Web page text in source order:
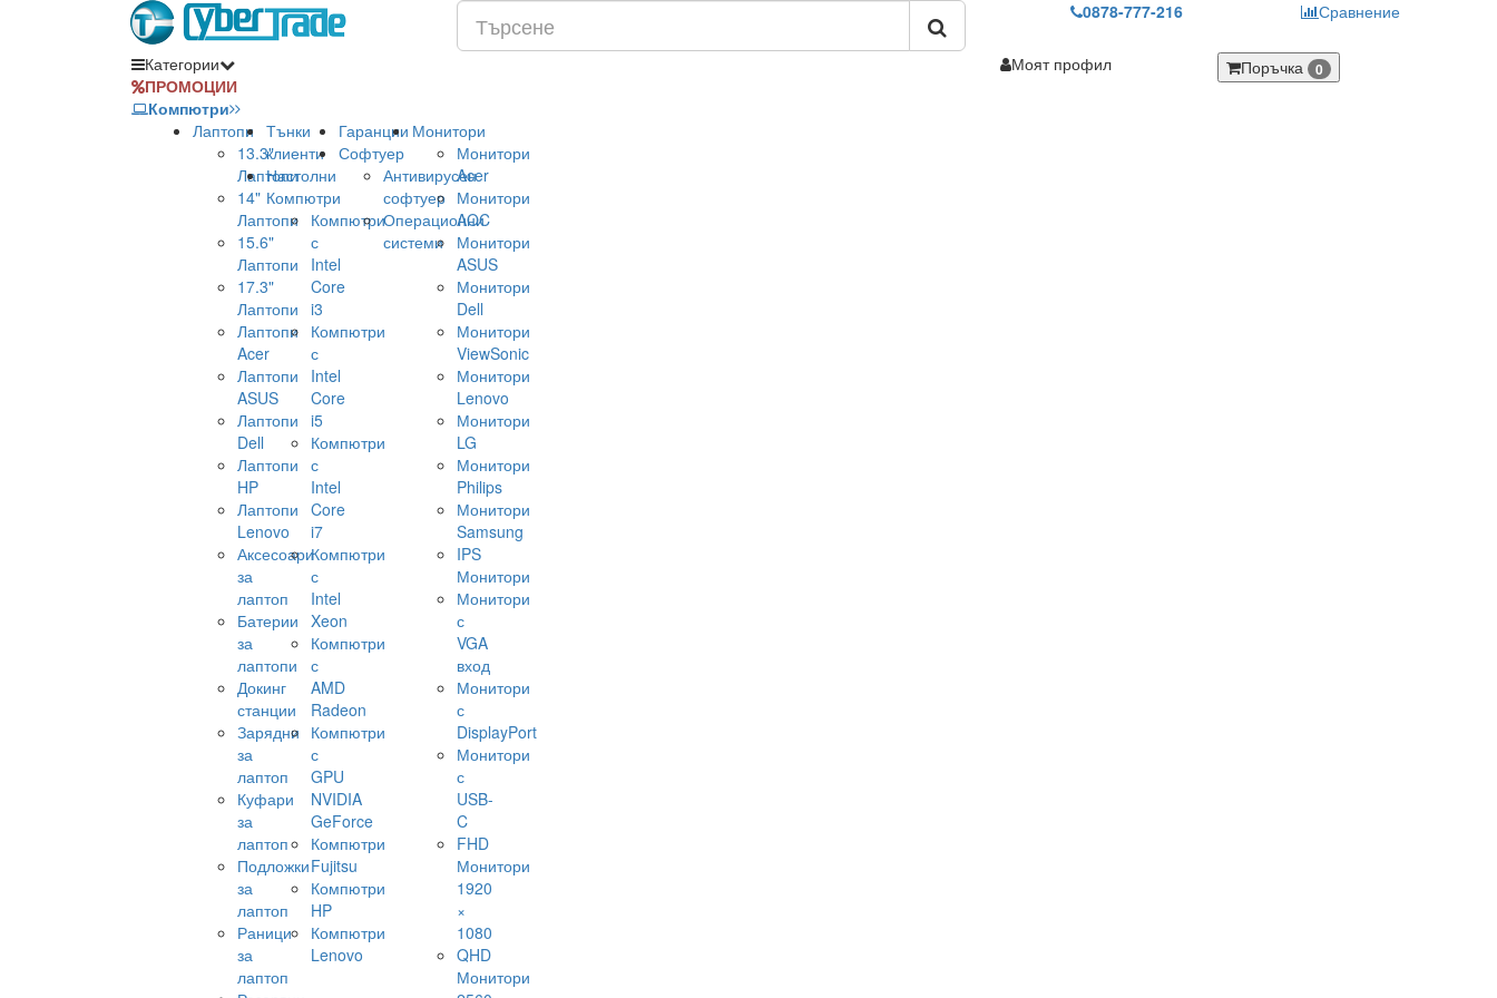
0878-777-216 Сравнение
Категории
ПРОМОЦИИ
Компютри
Лаптопи
13.3"
Лаптопи
14"
Лаптопи
15.6"
Лаптопи
17.3"
Лаптопи
Лаптопи
Acer
Лаптопи
ASUS
Лаптопи
Dell
Лаптопи
HP
Лаптопи
Lenovo
Аксесоари
за
лаптоп
Батерии
за
лаптопи
Докинг
станции
Зарядни
за
лаптоп
Куфари
за
лаптоп
Подложки
за
лаптоп
Раници
за
лаптоп
Тънки
клиенти
Настолни
Компютри
Компютри
с
Intel
Core
i3
Компютри
с
Intel
Core
i5
Компютри
с
Intel
Core
i7
Компютри
с
Intel
Xeon
Компютри
с
AMD
Radeon
Компютри
с
GPU
NVIDIA
GeForce
Компютри
Fujitsu
Компютри
HP
Компютри
Lenovo
Гаранции
Софтуер
Антивирусен
софтуер
Операционни
системи
Монитори
Монитори
Acer
Монитори
AOC
Монитори
ASUS
Монитори
Dell
Монитори
ViewSonic
Монитори
Lenovo
Монитори
LG
Монитори
Philips
Монитори
Samsung
IPS
Монитори
Монитори
с
VGA
вход
Монитори
с
DisplayPort
Монитори
с
USB-
C
FHD
Монитори
1920
×
1080
QHD
Монитори
Моят профил Поръчка 0